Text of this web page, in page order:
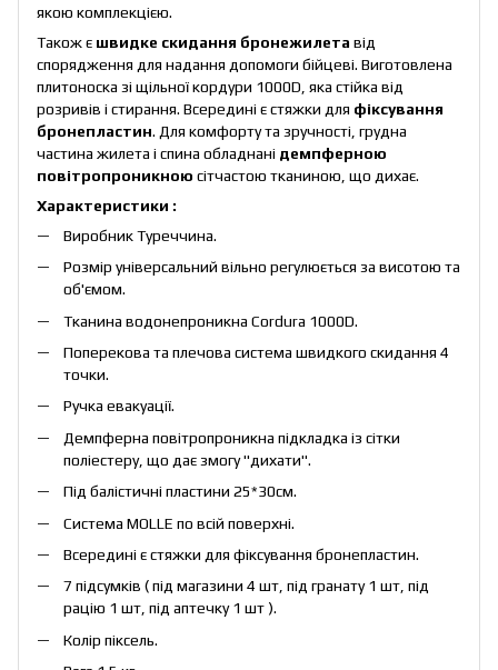
якою комплекцією.
Також є швидке скидання бронежилета від
спорядження для надання допомоги бійцеві. Виготовлена
плитоноска зі щільної кордури 1000D, яка стійка від
розривів і стирання. Всередині є стяжки для фіксування
бронепластин. Для комфорту та зручності, грудна
частина жилета і спина обладнані демпферною
повітропроникною сітчастою тканиною, що дихає.
Характеристики :
Виробник Туреччина.
Розмір універсальний вільно регулюється за висотою та
об'ємом.
Тканина водонепроникна Cordura 1000D.
Поперекова та плечова система швидкого скидання 4
точки.
Ручка евакуації.
Демпферна повітропроникна підкладка із сітки
поліестеру, що дає змогу "дихати".
Під балістичні пластини 25*30см.
Система MOLLE по всій поверхні.
Всередині є стяжки для фіксування бронепластин.
7 підсумків ( під магазини 4 шт, під гранату 1 шт, під
рацію 1 шт, під аптечку 1 шт ).
Колір піксель.